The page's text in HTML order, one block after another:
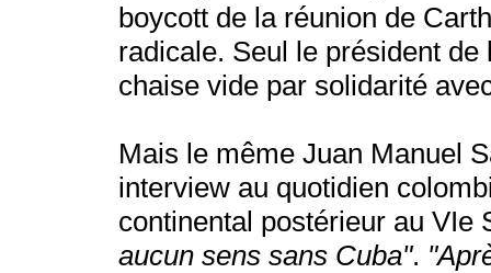
boycott de la réunion de
radicale. Seul le président
chaise vide par solidarité
Mais le même Juan Manuel
interview au quotidien
continental postérieur au
aucun sens sans Cuba".